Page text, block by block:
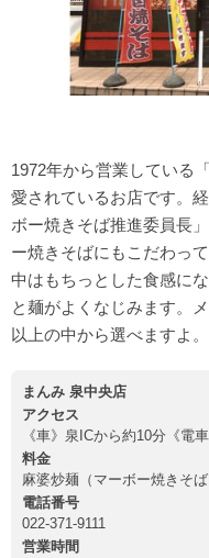
1972年から営業している
愛されているお店です。
ボー焼きそば推進委員長
ー焼きそばにもこだわっ
中はもちっとした食感に
と麺がよくなじみます。
以上の中から選べますよ。
まんみ 泉中央店
アクセス
《車》泉ICから約10分《電
料金
麻婆炒麺（マーボー焼きそ
電話番号
022-371-9111
営業時間